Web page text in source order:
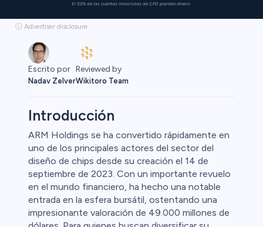
El 52% de las cuentas minoristas de CFD pierden dinero.
ⓘ Advertiser disclosure
Escrito por
Nadav Zelver
Reviewed by
Wikitoro Team
Introducción
ARM Holdings se ha convertido rápidamente en
uno de los principales actores del sector del
diseño de chips desde su creación el 14 de
septiembre de 2023. Con un importante revuelo
en el mundo financiero, ha hecho una notable
entrada en la esfera bursátil, ostentando una
impresionante valoración de 49.000 millones de